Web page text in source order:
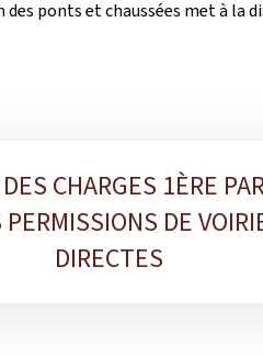
ponts et chaussées met à la
CHARGES 1ÈRE
PERMISSIONS DE
DIRECTES